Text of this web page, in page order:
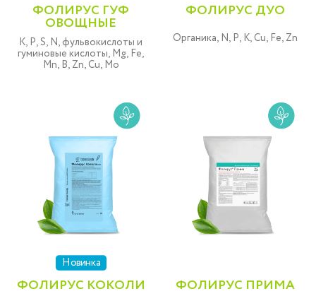
ФОЛИРУС ГУФ
ОВОЩНЫЕ
K, P, S, N, фульвокислоты и
гуминовые кислоты, Mg, Fe,
Mn, B, Zn, Cu, Mo
ФОЛИРУС ДУО
Органика, N, P, K, Cu, Fe, Zn
Новинка
ФОЛИРУС КОКОЛИ ФОЛИРУС ПРИМА